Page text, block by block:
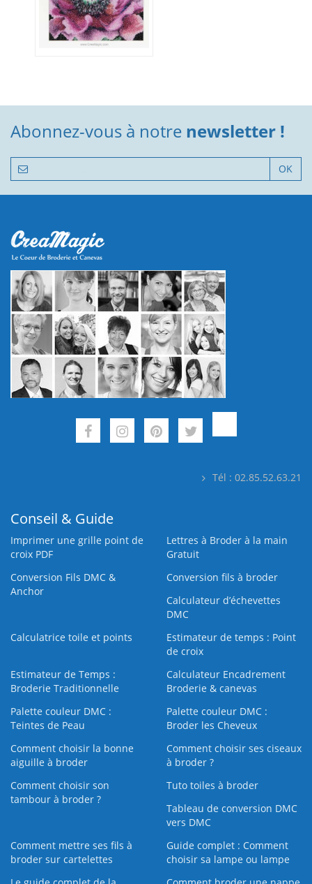
Abonnez-vous à notre newsletter !
OK
Tél : 02.85.52.63.21
Conseil & Guide
Imprimer une grille point de
croix PDF
Lettres à Broder à la main
Gratuit
Conversion Fils DMC &
Anchor
Conversion fils à broder
Calculateur d’échevettes
DMC
Calculatrice toile et points
Estimateur de temps : Point
de croix
Estimateur de Temps :
Broderie Traditionnelle
Calculateur Encadrement
Broderie & canevas
Palette couleur DMC :
Teintes de Peau
Palette couleur DMC :
Broder les Cheveux
Comment choisir la bonne
aiguille à broder
Comment choisir ses ciseaux
à broder ?
Comment choisir son
tambour à broder ?
Tuto toiles à broder
Tableau de conversion DMC
vers DMC
Comment mettre ses fils à
broder sur cartelettes
Guide complet : Comment
choisir sa lampe ou lampe